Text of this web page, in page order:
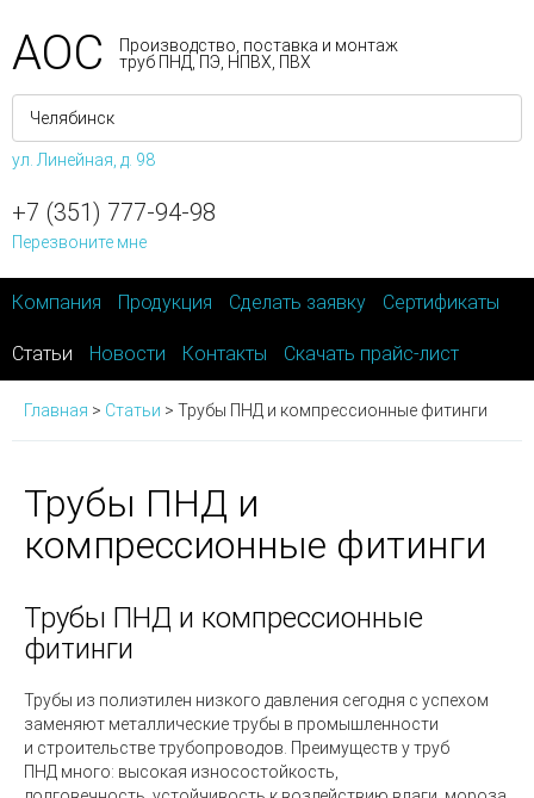
АОС
Производство, поставка и монтаж
труб ПНД, ПЭ, НПВХ, ПВХ
ул. Линейная, д. 98
+7 (351) 777-94-98
Перезвоните мне
Компания Продукция Сделать заявку Сертификаты
Статьи Новости Контакты Скачать прайс-лист
Главная > Статьи > Трубы ПНД и компрессионные фитинги
Трубы ПНД и
компрессионные фитинги
Трубы ПНД и компрессионные
фитинги
Трубы из полиэтилен низкого давления сегодня с успехом
заменяют металлические трубы в промышленности
и строительстве трубопроводов. Преимуществ у труб
ПНД много: высокая износостойкость,